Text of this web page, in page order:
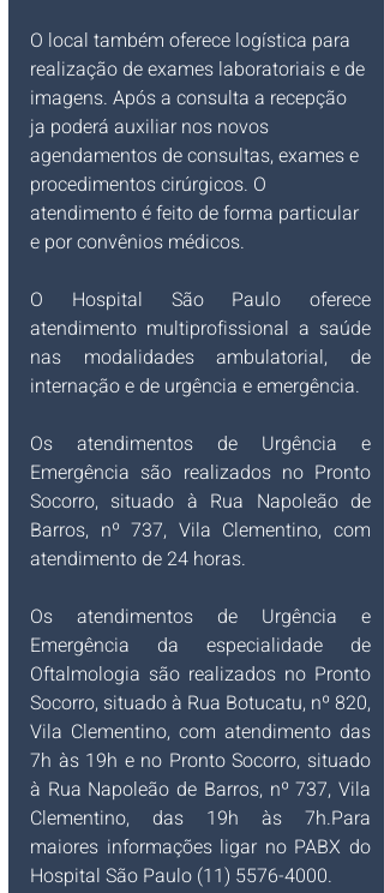
O local também oferece logística para
realização de exames laboratoriais e de
imagens. Após a consulta a recepção
ja poderá auxiliar nos novos
agendamentos de consultas, exames e
procedimentos cirúrgicos. O
atendimento é feito de forma particular
e por convênios médicos.
O Hospital São Paulo oferece
atendimento multiprofissional a saúde
nas modalidades ambulatorial, de
internação e de urgência e emergência.
Os atendimentos de Urgência e
Emergência são realizados no Pronto
Socorro, situado à Rua Napoleão de
Barros, nº 737, Vila Clementino, com
atendimento de 24 horas.
Os atendimentos de Urgência e
Emergência da especialidade de
Oftalmologia são realizados no Pronto
Socorro, situado à Rua Botucatu, nº 820,
Vila Clementino, com atendimento das
7h às 19h e no Pronto Socorro, situado
à Rua Napoleão de Barros, nº 737, Vila
Clementino, das 19h às 7h.Para
maiores informações ligar no PABX do
Hospital São Paulo (11) 5576-4000.